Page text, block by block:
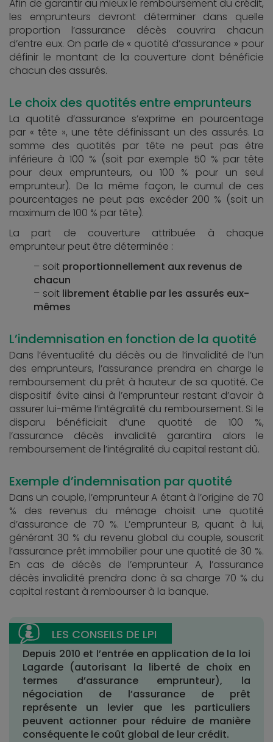
Afin de garantir au mieux le remboursement du crédit,
les emprunteurs devront déterminer dans quelle
proportion l’assurance décès couvrira chacun
d’entre eux. On parle de « quotité d’assurance » pour
définir le montant de la couverture dont bénéficie
chacun des assurés.
Le choix des quotités entre emprunteurs
La quotité d’assurance s’exprime en pourcentage
par « tête », une tête définissant un des assurés. La
somme des quotités par tête ne peut pas être
inférieure à 100 % (soit par exemple 50 % par tête
pour deux emprunteurs, ou 100 % pour un seul
emprunteur). De la même façon, le cumul de ces
pourcentages ne peut pas excéder 200 % (soit un
maximum de 100 % par tête).
La part de couverture attribuée à chaque
emprunteur peut être déterminée :
soit proportionnellement aux revenus de
chacun
soit librement établie par les assurés eux-
mêmes
L’indemnisation en fonction de la quotité
Dans l’éventualité du décès ou de l’invalidité de l’un
des emprunteurs, l’assurance prendra en charge le
remboursement du prêt à hauteur de sa quotité. Ce
dispositif évite ainsi à l’emprunteur restant d’avoir à
assurer lui-même l’intégralité du remboursement. Si le
disparu bénéficiait d’une quotité de 100 %,
l’assurance décès invalidité garantira alors le
remboursement de l’intégralité du capital restant dû.
Exemple d’indemnisation par quotité
Dans un couple, l’emprunteur A étant à l’origine de 70
% des revenus du ménage choisit une quotité
d’assurance de 70 %. L’emprunteur B, quant à lui,
générant 30 % du revenu global du couple, souscrit
l’assurance prêt immobilier pour une quotité de 30 %.
En cas de décès de l’emprunteur A, l’assurance
décès invalidité prendra donc à sa charge 70 % du
capital restant à rembourser à la banque.
Depuis 2010 et l’entrée en application de la loi
Lagarde (autorisant la liberté de choix en
termes d’assurance emprunteur), la
négociation de l’assurance de prêt
représente un levier que les particuliers
peuvent actionner pour réduire de manière
conséquente le coût global de leur crédit.